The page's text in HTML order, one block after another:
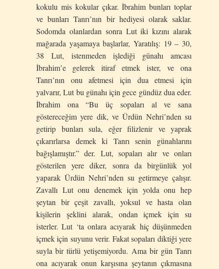
kokulu mis kokular çıkar. İbrahim bunları toplar
ve bunları Tanrı’nın bir hediyesi olarak saklar.
Sodomda olanlardan sonra Lut iki kızını alarak
mağarada yaşamaya başlarlar, Yaratılış: 19 – 30,
38 Lut, istenmeden işlediği günahı amcası
İbrahim’e gelerek itiraf etmek ister, ve ona
Tanrı’nın onu afetmesi için dua etmesi için
yalvarır, Lut bu günahı için gece gündüz dua eder.
İbrahim ona “Bu üç sopaları al ve sana
göstereceğim yere dik, ve Ürdün Nehri’nden su
getirip bunları sula, eğer filizlenir ve yaprak
çıkarırlarsa demek ki Tanrı senin günahlarını
bağışlamıştır.” der. Lut, sopaları alır ve onları
gösterilen yere diker, sonra da birgünlük yol
yaparak Ürdün Nehri’nden su getirmeye çalışır.
Zavallı Lut onu denemek için yolda onu hep
şeytan bir çeşit zavallı, yoksul ve hasta olan
kişilerin şeklini alarak, ondan içmek için su
isterler. Lut ‘ta onlara acıyarak hiç düşünmeden
içmek için suyunu verir. Fakat sopaları diktiği yere
suyla bir türlü yetişemiyordu. Ama bir gün Tanrı
ona acıyarak onun karşısına şeytanın çıkmasına